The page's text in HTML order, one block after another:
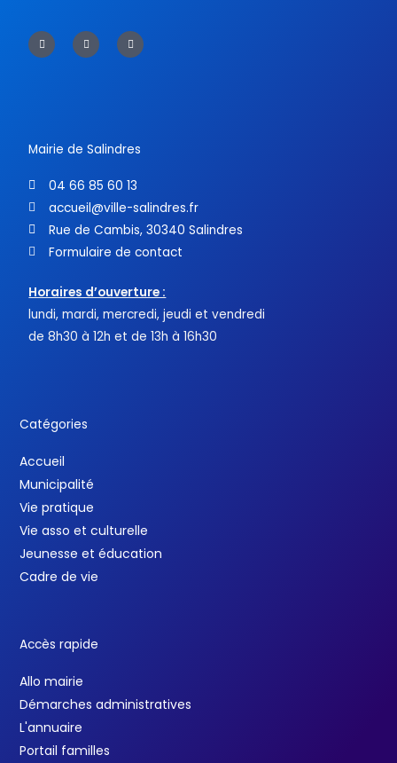
a
c
e
w
i
t
o
u
t
Mairie de Salindres
04 66 85 60 13
accueil@ville-salindres.fr
Rue de Cambis, 30340 Salindres
Formulaire de contact
Horaires d’ouverture :
lundi, mardi, mercredi, jeudi et vendredi
de 8h30 à 12h et de 13h à 16h30
Catégories
Accueil
Municipalité
Vie pratique
Vie asso et culturelle
Jeunesse et éducation
Cadre de vie
Accès rapide
Allo mairie
Démarches administratives
L'annuaire
Portail familles